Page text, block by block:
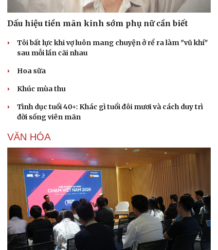
Dấu hiệu tiền mãn kinh sớm phụ nữ cần biết
Tôi bất lực khi vợ luôn mang chuyện ở rể ra làm "vũ khí"
sau mỗi lần cãi nhau
Hoa sữa
Khúc mùa thu
Tình dục tuổi 40+: Khác gì tuổi đôi mươi và cách duy trì
đời sống viên mãn
VĂN HÓA